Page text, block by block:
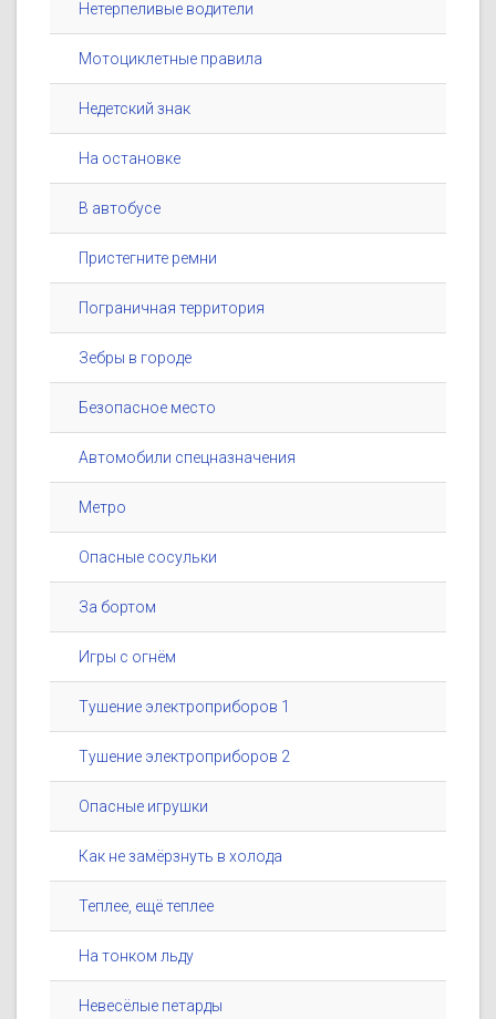
Нетерпеливые водители
Мотоциклетные правила
Недетский знак
На остановке
В автобусе
Пристегните ремни
Пограничная территория
Зебры в городе
Безопасное место
Автомобили спецназначения
Метро
Опасные сосульки
За бортом
Игры с огнём
Тушение электроприборов 1
Тушение электроприборов 2
Опасные игрушки
Как не замёрзнуть в холода
Теплее, ещё теплее
На тонком льду
Невесёлые петарды